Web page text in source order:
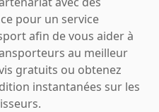
pour un service
afin de vous aider à
au meilleur
gratuits ou obtenez
instantanées sur les